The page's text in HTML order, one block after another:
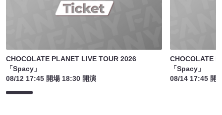
CHOCOLATE PLANET LIVE TOUR 2026
「Spacy」
08/12 17:45 開場 18:30 開演
CHOCOLATE
「Spacy」
08/14 17:45 開